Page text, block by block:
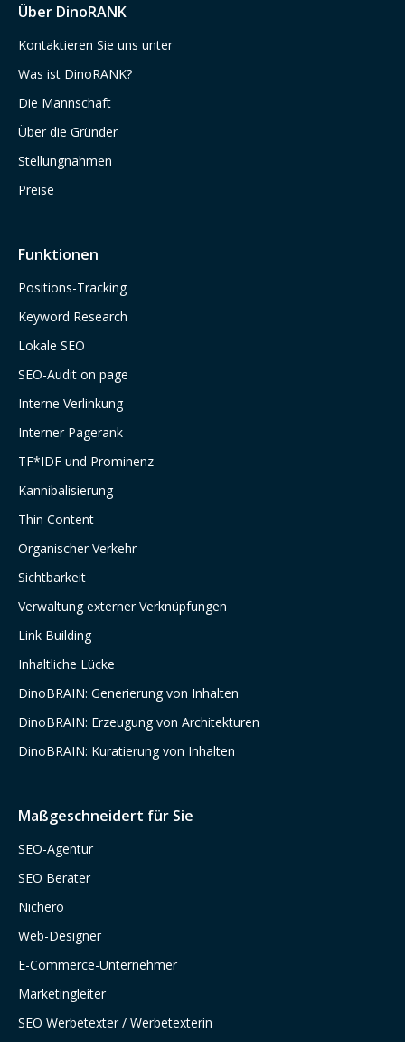
Über DinoRANK
Kontaktieren Sie uns unter
Was ist DinoRANK?
Die Mannschaft
Über die Gründer
Stellungnahmen
Preise
Funktionen
Positions-Tracking
Keyword Research
Lokale SEO
SEO-Audit on page
Interne Verlinkung
Interner Pagerank
TF*IDF und Prominenz
Kannibalisierung
Thin Content
Organischer Verkehr
Sichtbarkeit
Verwaltung externer Verknüpfungen
Link Building
Inhaltliche Lücke
DinoBRAIN: Generierung von Inhalten
DinoBRAIN: Erzeugung von Architekturen
DinoBRAIN: Kuratierung von Inhalten
Maßgeschneidert für Sie
SEO-Agentur
SEO Berater
Nichero
Web-Designer
E-Commerce-Unternehmer
Marketingleiter
SEO Werbetexter / Werbetexterin